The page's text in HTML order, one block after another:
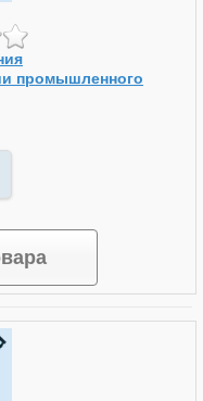
промышленного